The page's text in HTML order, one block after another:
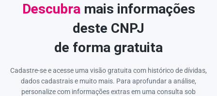
Descubramais informações
deste CNPJ
de forma gratuita
Cadastre-se e acesse uma visão gratuita com histórico de dívidas,
dados cadastrais e muito mais. Para aprofundar a análise,
personalize com informações extras em uma consulta sob